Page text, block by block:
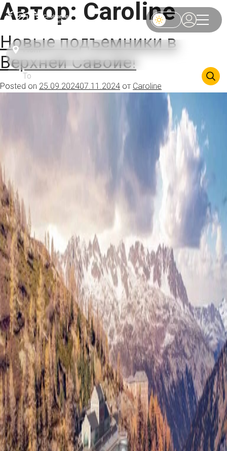
Автор: Caroline
Новые подъемники в
Верхней Савойе!
Posted on 25.09.202407.11.2024 от Caroline